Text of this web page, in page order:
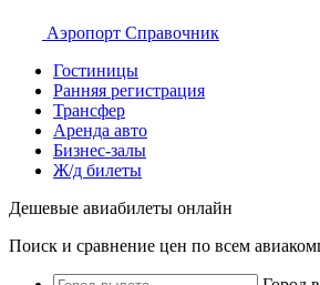
Аэропорт Справочник
Гостиницы
Ранняя регистрация
Трансфер
Аренда авто
Бизнес-залы
Ж/д билеты
Дешевые авиабилеты онлайн
Поиск и сравнение цен по всем